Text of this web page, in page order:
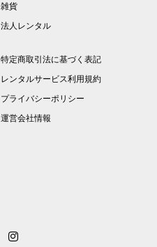
雑貨
法人レンタル
特定商取引法に基づく表記
レンタルサービス利用規約
プライバシーポリシー
運営会社情報